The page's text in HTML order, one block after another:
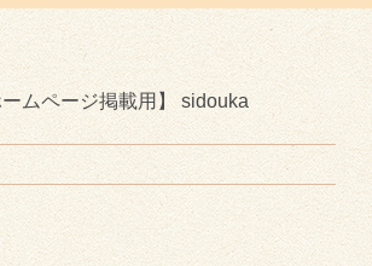
ムページ掲載用】 sidouka